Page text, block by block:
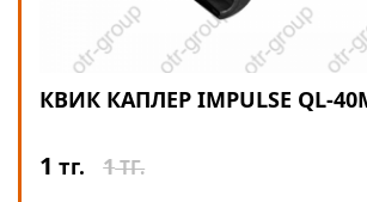
КВИК КАПЛЕР IMPULSE QL-
1 тг. 1ТГ.